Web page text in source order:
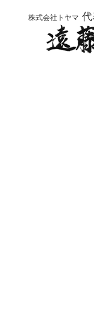
株式会社トヤマ